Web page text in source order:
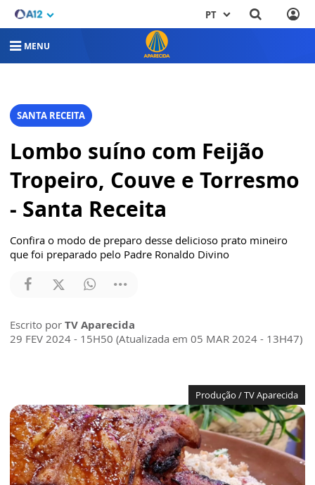
PT
MENU
SANTA RECEITA
Lombo suíno com Feijão
Tropeiro, Couve e Torresmo
- Santa Receita
Confira o modo de preparo desse delicioso prato mineiro
que foi preparado pelo Padre Ronaldo Divino
Escrito por TV Aparecida
29 FEV 2024 - 15H50 (Atualizada em 05 MAR 2024 - 13H47)
Produção / TV Aparecida